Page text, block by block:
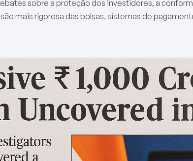
sobre a proteção dos investidores, a
mais rigorosa das bolsas, sistemas de